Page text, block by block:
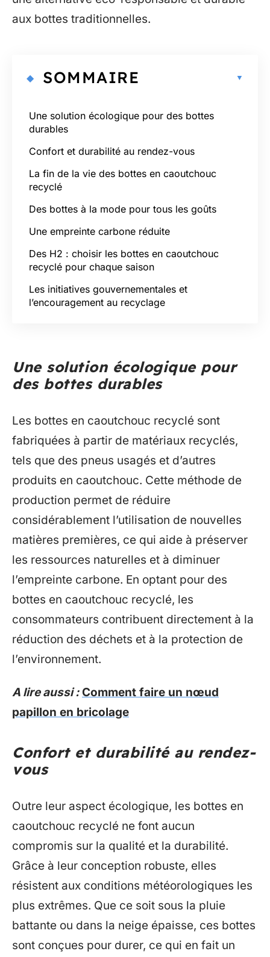
aux bottes traditionnelles.
SOMMAIRE
Une solution écologique pour des bottes
durables
Confort et durabilité au rendez-vous
La fin de la vie des bottes en caoutchouc
recyclé
Des bottes à la mode pour tous les goûts
Une empreinte carbone réduite
Des H2 : choisir les bottes en caoutchouc
recyclé pour chaque saison
Les initiatives gouvernementales et
l’encouragement au recyclage
Une solution écologique pour
des bottes durables
Les bottes en caoutchouc recyclé sont
fabriquées à partir de matériaux recyclés,
tels que des pneus usagés et d’autres
produits en caoutchouc. Cette méthode de
production permet de réduire
considérablement l’utilisation de nouvelles
matières premières, ce qui aide à préserver
les ressources naturelles et à diminuer
l’empreinte carbone. En optant pour des
bottes en caoutchouc recyclé, les
consommateurs contribuent directement à la
réduction des déchets et à la protection de
l’environnement.
A lire aussi : Comment faire un nœud
papillon en bricolage
Confort et durabilité au rendez-
vous
Outre leur aspect écologique, les bottes en
caoutchouc recyclé ne font aucun
compromis sur la qualité et la durabilité.
Grâce à leur conception robuste, elles
résistent aux conditions météorologiques les
plus extrêmes. Que ce soit sous la pluie
battante ou dans la neige épaisse, ces bottes
sont conçues pour durer, ce qui en fait un